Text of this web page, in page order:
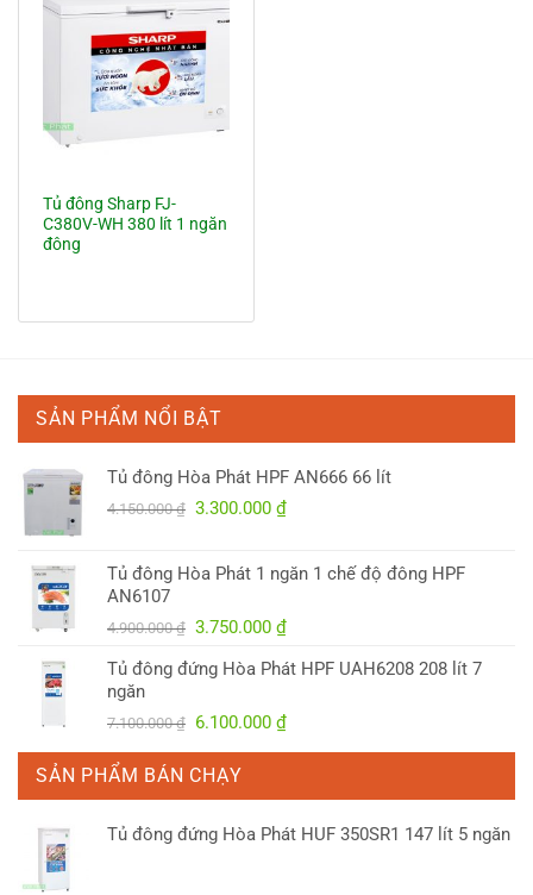
Tủ đông Sharp FJ-
C380V-WH 380 lít 1 ngăn
đông
SẢN PHẨM NỔI BẬT
Tủ đông Hòa Phát HPF AN666 66 lít
4.150.000₫ Giá
4.150.000 ₫.
3.300.000 ₫Giá
là:
Tủ đông Hòa Phát 1 ngăn 1 chế độ đông HPF
AN6107
4.900.000₫ Giá
là:
3.750.000 ₫Giá
tại
3.750.000 ₫.
Tủ đông đứng Hòa Phát HPF UAH6208 208 lít 7
ngăn
7.100.000₫ Giá
là:
7.100.000 ₫.
6.100.000 ₫Giá
là:
SẢN PHẨM BÁN CHẠY
Tủ đông đứng Hòa Phát HUF 350SR1 147 lít 5 ngăn